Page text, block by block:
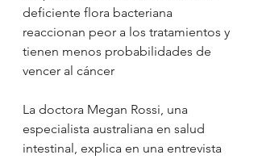
deficiente flora bacteriana
reaccionan peor a los tratamientos y
tienen menos probabilidades de
vencer al cáncer
La doctora Megan Rossi, una
especialista australiana en salud
intestinal, explica en una entrevista